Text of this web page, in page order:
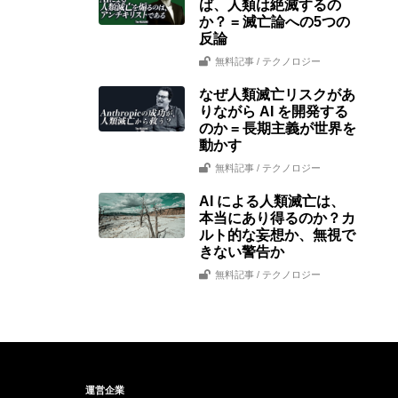
ば、人類は絶滅するの
か？ = 滅亡論への5つの
反論
無料記事 / テクノロジー
なぜ人類滅亡リスクがあ
りながら AI を開発する
のか = 長期主義が世界を
動かす
無料記事 / テクノロジー
AI による人類滅亡は、
本当にあり得るのか？カ
ルト的な妄想か、無視で
きない警告か
無料記事 / テクノロジー
運営企業